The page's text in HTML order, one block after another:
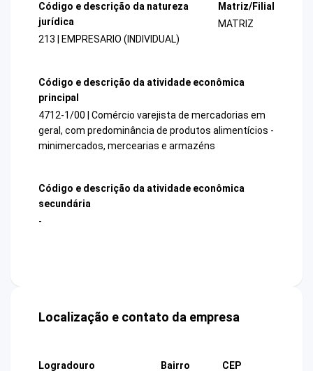
Código e descrição da natureza
jurídica
213 | EMPRESARIO (INDIVIDUAL)
Matriz/Filial
MATRIZ
Código e descrição da atividade econômica
principal
4712-1/00 | Comércio varejista de mercadorias em
geral, com predominância de produtos alimentícios -
minimercados, mercearias e armazéns
Código e descrição da atividade econômica
secundária
-
Localização e contato da empresa
Logradouro
Bairro
CEP